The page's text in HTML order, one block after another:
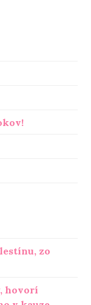
zo
hovorí